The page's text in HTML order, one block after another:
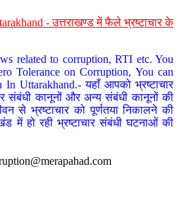
- उत्तराखण्ड में फैले भ्रष्टाचार के
related to corruption, RTI etc. You
Tolerance on Corruption, You can
Uttarakhand.- यहाँ आपको भ्रष्टाचार
संबंधी कानूनों और अन्य संबंधी कानूनों की
से भ्रष्टाचार को पूर्णतया निकालने की
हो रही भ्रष्टाचार संबंधी घटनाओं की